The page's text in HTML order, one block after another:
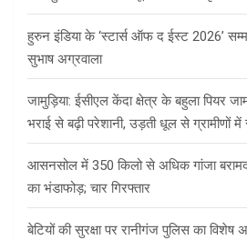
हुरुन इंडिया के ‘स्टार्स ऑफ द ईस्ट 2026’
सुभाष अग्रवाला
जामुड़िया: ईसीएल केंदा क्षेत्र के बहुला पियर
भराई से बढ़ी परेशानी, उड़ती धूल से ग्रामीणों में
आसनसोल में 350 किलो से अधिक गांजा
का भंडाफोड़; चार गिरफ्तार
बेटियों की सुरक्षा पर रानीगंज पुलिस का विशेष